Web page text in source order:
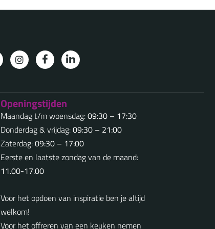
Openingstijden
Maandag t/m woensdag:09:30 – 17:30
Donderdag & vrijdag:09:30 – 21:00
Zaterdag:09:30 – 17:00
Eerste en laatste zondag van de maand:
11.00-17.00
Voor het opdoen van inspiratie ben je altijd
welkom!
Voor het offreren van een keuken nemen